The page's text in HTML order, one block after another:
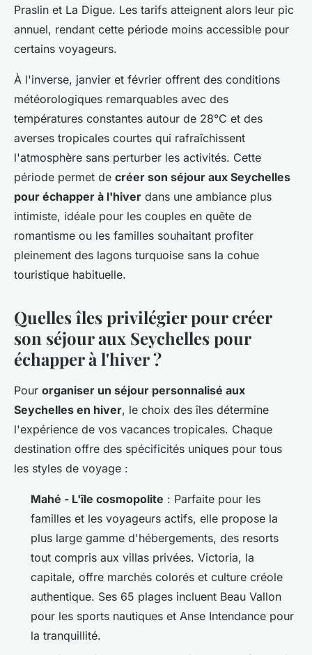
Praslin et La Digue. Les tarifs atteignent alors leur pic
annuel, rendant cette période moins accessible pour
certains voyageurs.
À l'inverse, janvier et février offrent des conditions
météorologiques remarquables avec des
températures constantes autour de 28°C et des
averses tropicales courtes qui rafraîchissent
l'atmosphère sans perturber les activités. Cette
période permet de créer son séjour aux Seychelles
pour échapper à l'hiver dans une ambiance plus
intimiste, idéale pour les couples en quête de
romantisme ou les familles souhaitant profiter
pleinement des lagons turquoise sans la cohue
touristique habituelle.
Quelles îles privilégier pour créer
son séjour aux Seychelles pour
échapper à l'hiver ?
Pour organiser un séjour personnalisé aux
Seychelles en hiver, le choix des îles détermine
l'expérience de vos vacances tropicales. Chaque
destination offre des spécificités uniques pour tous
les styles de voyage :
Mahé - L'île cosmopolite : Parfaite pour les
familles et les voyageurs actifs, elle propose la
plus large gamme d'hébergements, des resorts
tout compris aux villas privées. Victoria, la
capitale, offre marchés colorés et culture créole
authentique. Ses 65 plages incluent Beau Vallon
pour les sports nautiques et Anse Intendance pour
la tranquillité.